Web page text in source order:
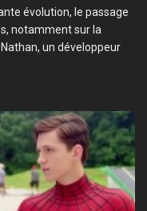
évolution, le passage
notamment sur la
un développeur